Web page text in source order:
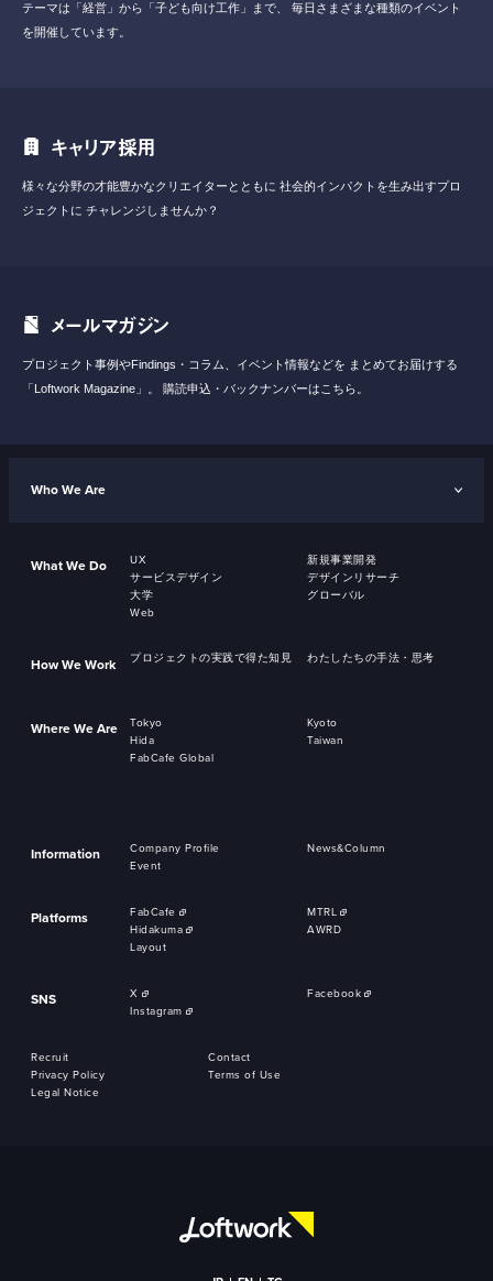
テーマは「経営」から「子ども向け工作」まで、
毎日さまざまな種類のイベント
を開催しています。
キャリア採用
様々な分野の才能豊かなクリエイターとともに 社会的インパクトを生み出すプロ
ジェクトに チャレンジしませんか？
メールマガジン
プロジェクト事例やFindings・コラム、イベント情報などを まとめてお届けする
「Loftwork Magazine」。
購読申込・バックナンバーはこちら。
Who We Are
What We Do UX
新規事業開発
サービスデザイン
デザインリサーチ
大学
グローバル
Web
How We Work プロジェクトの実践で得た知見 わたしたちの手法・思考
Where We Are Tokyo
Kyoto
Hida
Taiwan
FabCafe Global
Information Company Profile
News&Column
Event
Platforms FabCafe
MTRL
Hidakuma
AWRD
Layout
SNS X
Facebook
Instagram
Recruit
Contact
Privacy Policy
Terms of Use
Legal Notice